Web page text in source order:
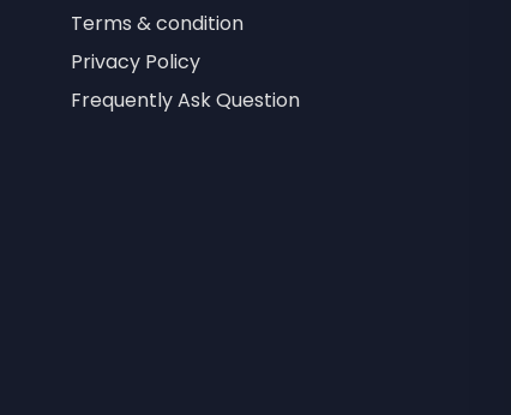
Terms & condition
Privacy Policy
Frequently Ask Question